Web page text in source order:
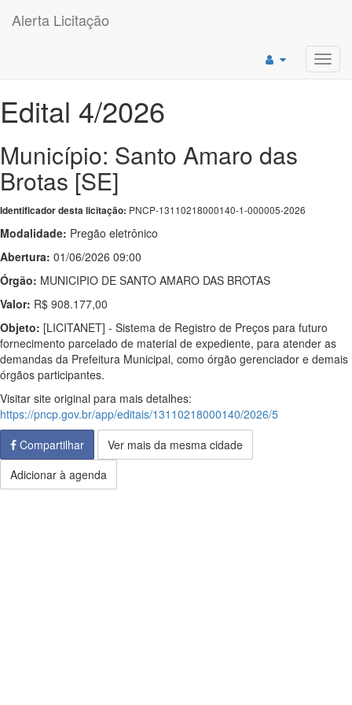
Alerta Licitação
Edital 4/2026
Município: Santo Amaro das
Brotas [SE]
Identificador desta licitação: PNCP-13110218000140-1-000005-2026
Modalidade: Pregão eletrônico
Abertura: 01/06/2026 09:00
Órgão: MUNICIPIO DE SANTO AMARO DAS BROTAS
Valor: R$ 908.177,00
Objeto: [LICITANET] - Sistema de Registro de Preços para futuro
fornecimento parcelado de material de expediente, para atender as
demandas da Prefeitura Municipal, como órgão gerenciador e demais
órgãos participantes.
Visitar site original para mais detalhes:
https://pncp.gov.br/app/editais/13110218000140/2026/5
Compartilhar
Ver mais da mesma cidade
Adicionar à agenda